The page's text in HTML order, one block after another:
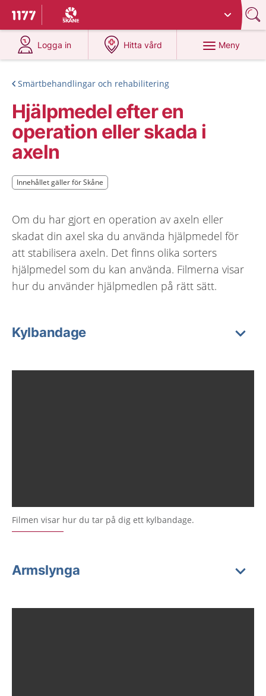
Till startsidan för 1177
Du har valt region
Logga in
på 1177.se
Hitta vård
på 1177.se
Meny
Smärtbehandlingar och rehabilitering
Hjälpmedel efter en
operation eller skada i
axeln
Innehållet gäller för Skåne
Innehållet gäller för Skåne
Om du har gjort en operation av axeln eller
skadat din axel ska du använda hjälpmedel för
att stabilisera axeln. Det finns olika sorters
hjälpmedel som du kan använda. Filmerna visar
hur du använder hjälpmedlen på rätt sätt.
Kylbandage
Filmen visar hur du tar på dig ett kylbandage.
Armslynga